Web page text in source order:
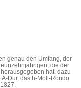
genau den Umfang, der
die der
hat, dazu
A-Dur, das h-Moll-Rondo